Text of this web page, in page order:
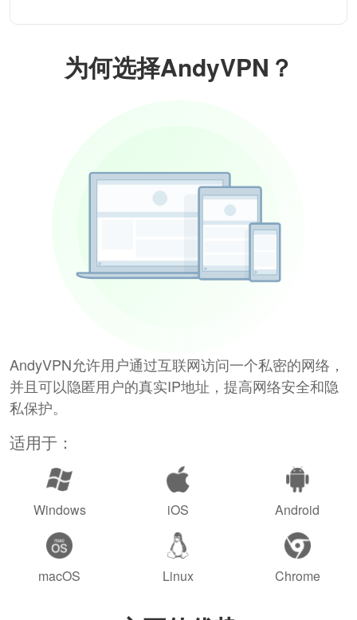
为何选择AndyVPN？
AndyVPN允许用户通过互联网访问一个私密的网络，
并且可以隐匿用户的真实IP地址，提高网络安全和隐
私保护。
适用于：
Windows iOS Android
macOS Linux Chrome